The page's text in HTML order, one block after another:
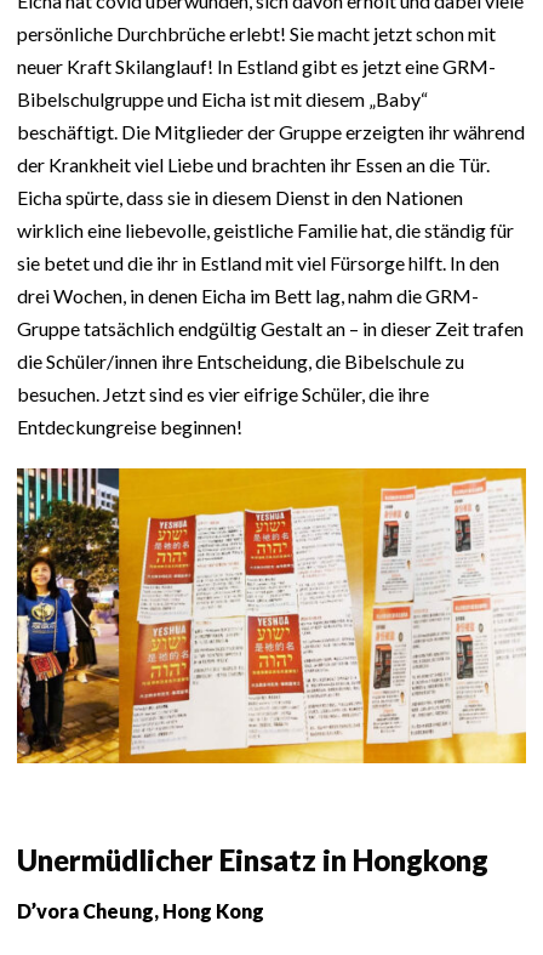
persönliche Durchbrüche erlebt! Sie macht jetzt schon mit
neuer Kraft Skilanglauf! In Estland gibt es jetzt eine GRM-
Bibelschulgruppe und Eicha ist mit diesem „Baby“
beschäftigt. Die Mitglieder der Gruppe erzeigten ihr während
der Krankheit viel Liebe und brachten ihr Essen an die Tür.
Eicha spürte, dass sie in diesem Dienst in den Nationen
wirklich eine liebevolle, geistliche Familie hat, die ständig für
sie betet und die ihr in Estland mit viel Fürsorge hilft. In den
drei Wochen, in denen Eicha im Bett lag, nahm die GRM-
Gruppe tatsächlich endgültig Gestalt an – in dieser Zeit trafen
die Schüler/innen ihre Entscheidung, die Bibelschule zu
besuchen. Jetzt sind es vier eifrige Schüler, die ihre
Entdeckungreise beginnen!
Unermüdlicher Einsatz in Hongkong
D’vora Cheung, Hong Kong